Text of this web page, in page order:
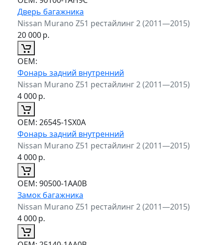
Дверь багажника
Nissan Murano Z51 рестайлинг 2 (2011—2015)
20 000р.
ОЕМ:
Фонарь задний внутренний
Nissan Murano Z51 рестайлинг 2 (2011—2015)
4 000р.
ОЕМ: 26545-1SX0A
Фонарь задний внутренний
Nissan Murano Z51 рестайлинг 2 (2011—2015)
4 000р.
ОЕМ: 90500-1AA0B
Замок багажника
Nissan Murano Z51 рестайлинг 2 (2011—2015)
4 000р.